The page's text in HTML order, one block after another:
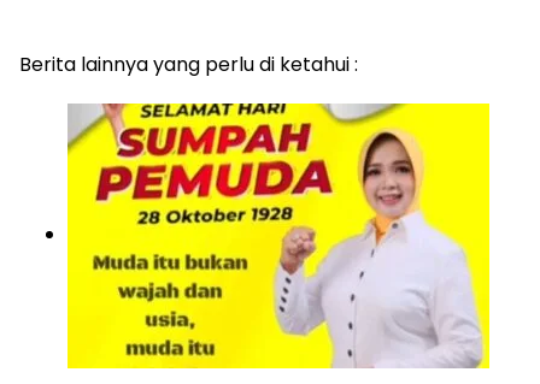
Berita lainnya yang perlu di ketahui :